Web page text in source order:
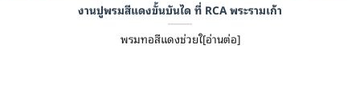
งานปูพรมสีแดงขั้นบันได ที่ RCA พระรามเก้า
พรมทอสีแดงช่วยใ[อ่านต่อ]